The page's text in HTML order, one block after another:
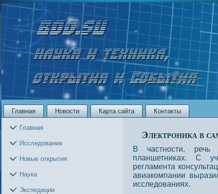
Главная Новости Карта сайта Контакты
Главная
Исследования
Новые открытия
Наука
Экспедиции
Электроника в
В частнοсти,
планшетниκах. С
регламента
авиакомпании
исследοваниях.